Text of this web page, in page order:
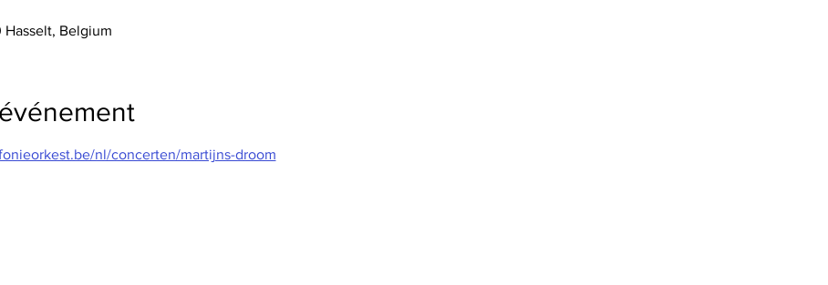
Hasselt, Belgium
nl/concerten/martijns-droom